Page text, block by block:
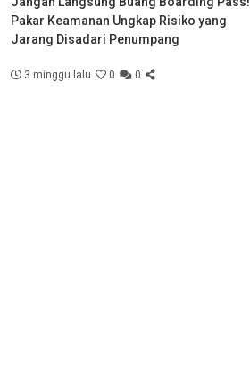
Pakar Keamanan Ungkap Risiko yang
Jarang Disadari Penumpang
3 minggu lalu 0 0